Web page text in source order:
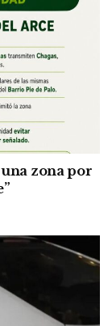
zona por